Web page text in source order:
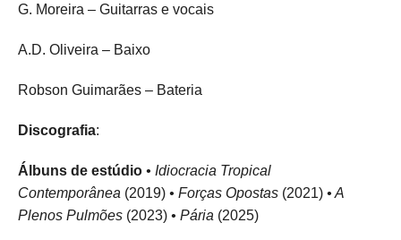
G. Moreira – Guitarras e vocais
A.D. Oliveira – Baixo
Robson Guimarães – Bateria
Discografia:
Álbuns de estúdio • Idiocracia Tropical
Contemporânea (2019) • Forças Opostas (2021) • A
Plenos Pulmões (2023) • Pária (2025)